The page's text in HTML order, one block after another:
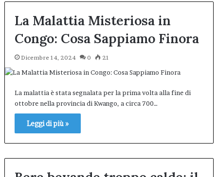
La Malattia Misteriosa in
Congo: Cosa Sappiamo Finora
Dicembre 14, 2024 0 21
La malattia è stata segnalata per la prima volta alla fine di
ottobre nella provincia di Kwango, a circa 700…
Leggi di più »